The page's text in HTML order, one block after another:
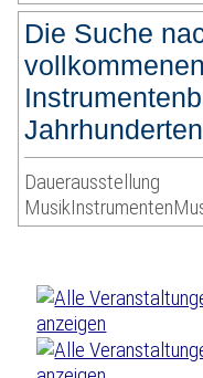
Die Suche
Jahrhunderten
Dauerausstellung